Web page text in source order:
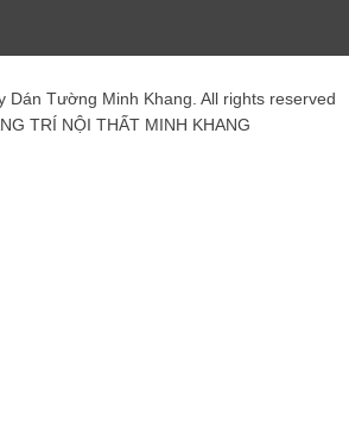
Dán Tường Minh Khang. All rights reserved
TRÍ NỘI THẤT MINH KHANG